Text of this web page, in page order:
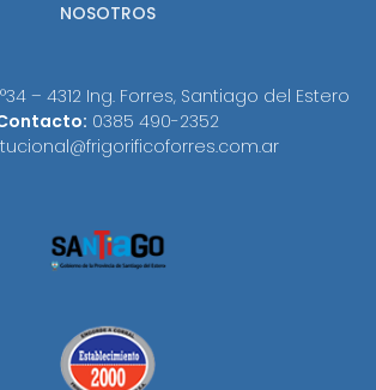
NOSOTROS
– 4312 Ing. Forres, Santiago del Estero
0385 490-2352